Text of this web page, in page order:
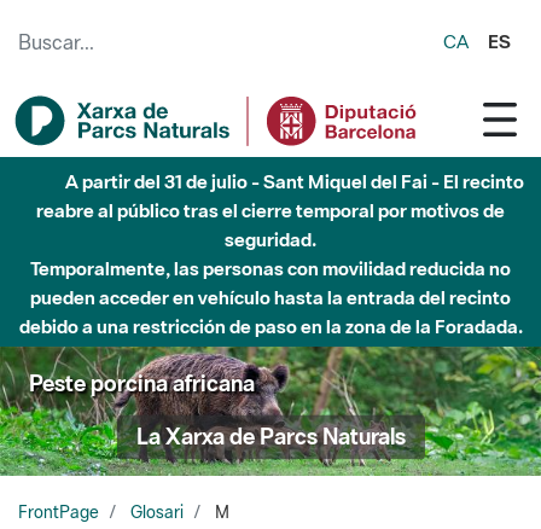
CA ES
A partir del 31 de julio - Sant Miquel del Fai - El recinto
reabre al público tras el cierre temporal por motivos de
seguridad.
Temporalmente, las personas con movilidad reducida no
pueden acceder en vehículo hasta la entrada del recinto
debido a una restricción de paso en la zona de la Foradada.
Peste porcina africana
La Xarxa de Parcs Naturals
FrontPage Glosari M